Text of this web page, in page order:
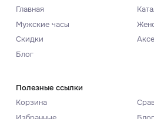
Главная
Мужские часы
Скидки
Блог
Полезные ссылки
Корзина